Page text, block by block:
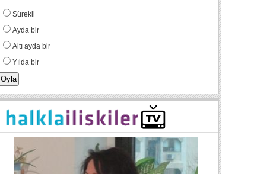
Sürekli
Ayda bir
Altı ayda bir
Yılda bir